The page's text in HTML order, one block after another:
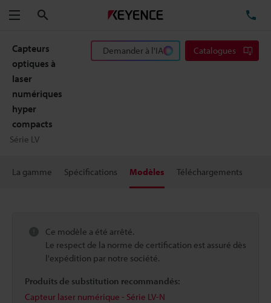
Menu
Capteurs
optiques à
laser
numériques
hyper
compacts
Série LV
Demander à l'IA Catalogues
La gamme Spécifications Modèles Téléchargements
Ce modèle a été arrêté.
Le respect de la norme de certification est assuré dès
l'expédition par notre société.
Produits de substitution recommandés:
Capteur laser numérique - Série LV-N